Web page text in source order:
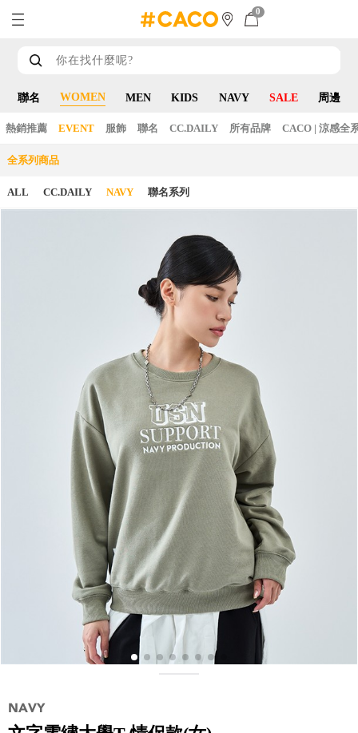
0
聯名 WOMEN MEN KIDS NAVY SALE 周邊
熱銷推薦 EVENT 服飾 聯名 CC.DAILY 所有品牌 CACO | 涼感全
全系列商品
ALL CC.DAILY NAVY 聯名系列